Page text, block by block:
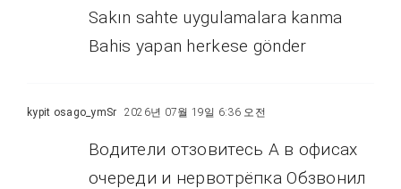
Sakın sahte uygulamalara kanma
Bahis yapan herkese gönder
kypit osago_ymSr 2026년 07월 19일 6:36 오전
Водители отзовитесь А в офисах
очереди и нервотрёпка Обзвонил